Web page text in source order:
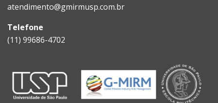
atendimento@gmirmusp.com.br
Telefone
(11) 99686-4702
Blocos